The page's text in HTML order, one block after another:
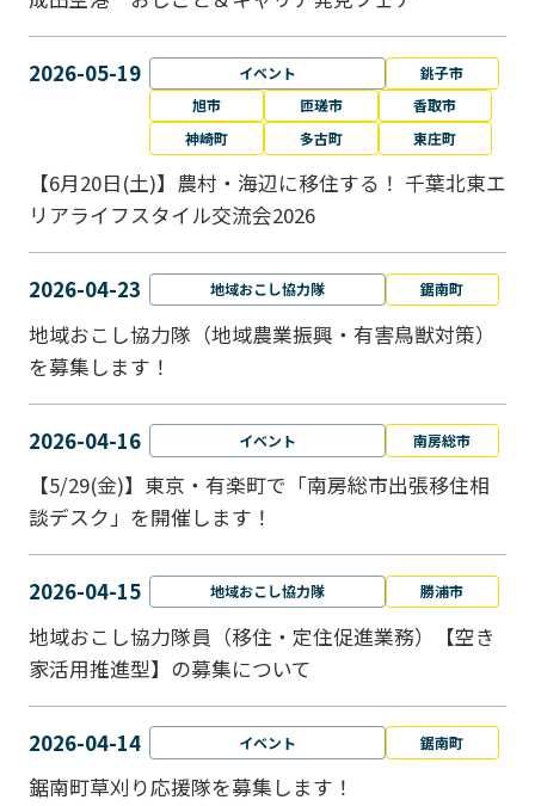
2026-05-19 イベント
銚子市
旭市
匝瑳市
香取市
神崎町
多古町 東庄町
【6月20日(土)】農村・海辺に移住する！ 千葉北東エ
リアライフスタイル交流会2026
2026-04-23 地域おこし協力隊 鋸南町
地域おこし協力隊（地域農業振興・有害鳥獣対策）
を募集します！
2026-04-16 イベント 南房総市
【5/29(金)】東京・有楽町で「南房総市出張移住相
談デスク」を開催します！
2026-04-15 地域おこし協力隊 勝浦市
地域おこし協力隊員（移住・定住促進業務）【空き
家活用推進型】の募集について
2026-04-14 イベント 鋸南町
鋸南町草刈り応援隊を募集します！